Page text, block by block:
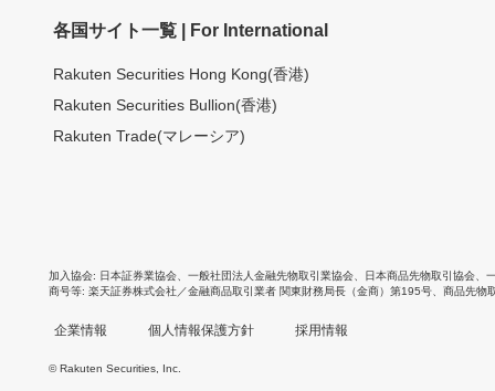
各国サイト一覧 | For International
Rakuten Securities Hong Kong(香港)
Rakuten Securities Bullion(香港)
Rakuten Trade(マレーシア)
加入協会 日本証券業協会 一般社団法人金融先物取引業協会 日本商品先物取引協会
商号等 楽天証券株式会社／金融商品取引業者 関東財務局長（金商）第195号、商品先物
企業情報 個人情報保護方針 採用情報
© Rakuten Securities, Inc.